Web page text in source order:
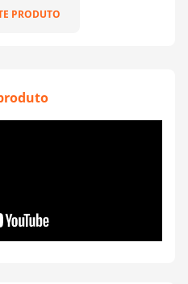
5,0mm | Tricô - 6,0mm
PRODUTO